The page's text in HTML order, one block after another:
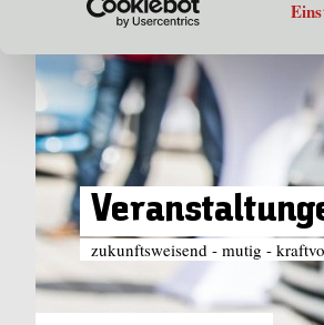
zukunftsweisend - mutig -